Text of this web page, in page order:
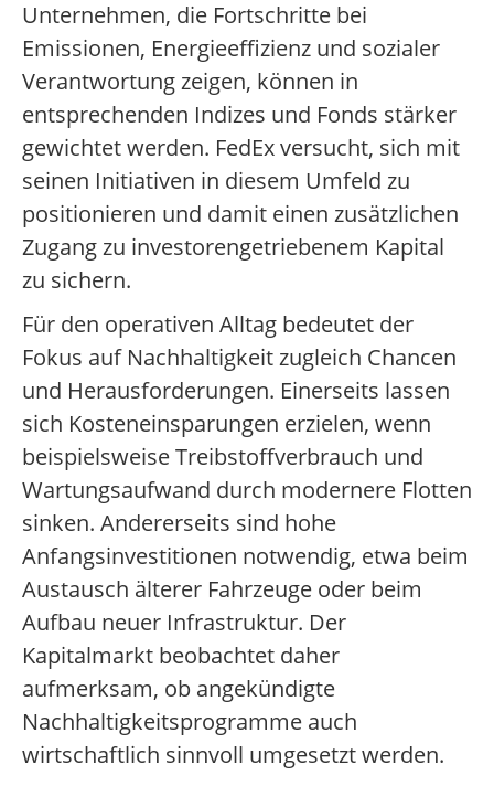
Unternehmen, die Fortschritte bei
Emissionen, Energieeffizienz und sozialer
Verantwortung zeigen, können in
entsprechenden Indizes und Fonds stärker
gewichtet werden. FedEx versucht, sich mit
seinen Initiativen in diesem Umfeld zu
positionieren und damit einen zusätzlichen
Zugang zu investorengetriebenem Kapital
zu sichern.
Für den operativen Alltag bedeutet der
Fokus auf Nachhaltigkeit zugleich Chancen
und Herausforderungen. Einerseits lassen
sich Kosteneinsparungen erzielen, wenn
beispielsweise Treibstoffverbrauch und
Wartungsaufwand durch modernere Flotten
sinken. Andererseits sind hohe
Anfangsinvestitionen notwendig, etwa beim
Austausch älterer Fahrzeuge oder beim
Aufbau neuer Infrastruktur. Der
Kapitalmarkt beobachtet daher
aufmerksam, ob angekündigte
Nachhaltigkeitsprogramme auch
wirtschaftlich sinnvoll umgesetzt werden.